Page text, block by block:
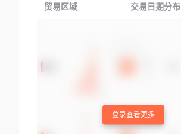
贸易区域 交易日期分布
登录查看更多